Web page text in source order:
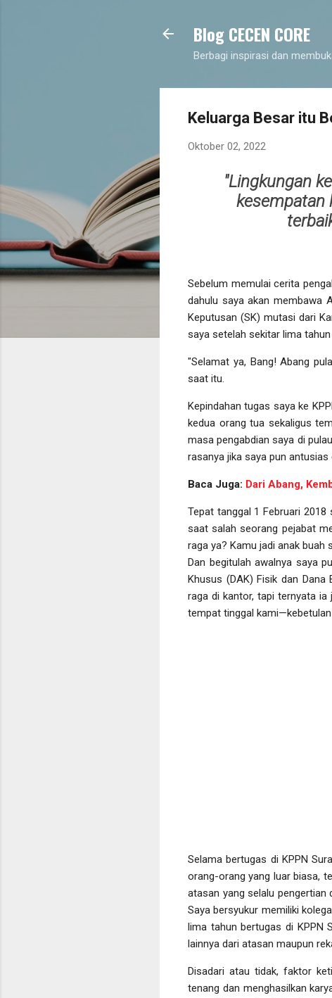
Blog CECEN CORE
Berbagi inspirasi dan
Keluarga Besar itu
Oktober 02, 2022
"Lingkungan
kesempatan
Sebelum memulai cerita
dahulu saya akan membawa
Keputusan (SK) mutasi dari
saya setelah sekitar lima
"Selamat ya, Bang! Abang
saat itu.
Kepindahan tugas saya ke
kedua orang tua sekaligus
masa pengabdian saya di
rasanya jika saya pun
Baca Juga: Dari Abang,
Tepat tanggal 1 Februari
saat salah seorang pejabat
raga ya? Kamu jadi anak buah
Dan begitulah awalnya saya
Khusus (DAK) Fisik dan Dana
raga di kantor, tapi ternyata
tempat tinggal
Selama bertugas di KPPN
orang-orang yang luar biasa,
atasan yang selalu
Saya bersyukur memiliki
lima tahun bertugas di KPPN
lainnya dari atasan maupun
Disadari atau tidak, faktor
tenang dan menghasilkan